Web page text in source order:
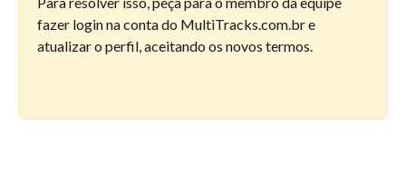
fazer login na conta do MultiTracks.com.br e
atualizar o perfil, aceitando os novos termos.